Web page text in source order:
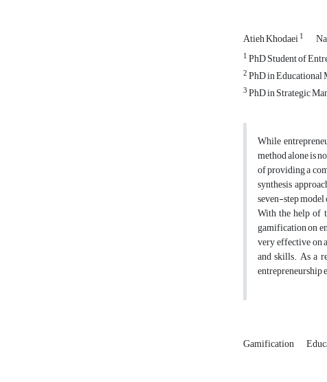
Atieh Khodaei1
1PhD Student of
2PhD in Educational
3PhD in Strategic
While
method alone is
of providing a
synthesis
seven-step
With the help of
gamification on
very effective on
and skills. As a
entrepreneurship
Gamification